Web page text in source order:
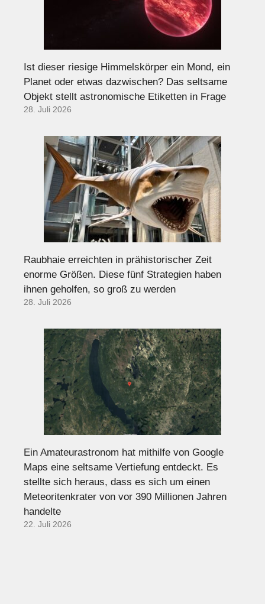
Ist dieser riesige Himmelskörper ein Mond, ein
Planet oder etwas dazwischen? Das seltsame
Objekt stellt astronomische Etiketten in Frage
28. Juli 2026
Raubhaie erreichten in prähistorischer Zeit
enorme Größen. Diese fünf Strategien haben
ihnen geholfen, so groß zu werden
28. Juli 2026
Ein Amateurastronom hat mithilfe von Google
Maps eine seltsame Vertiefung entdeckt. Es
stellte sich heraus, dass es sich um einen
Meteoritenkrater von vor 390 Millionen Jahren
handelte
22. Juli 2026